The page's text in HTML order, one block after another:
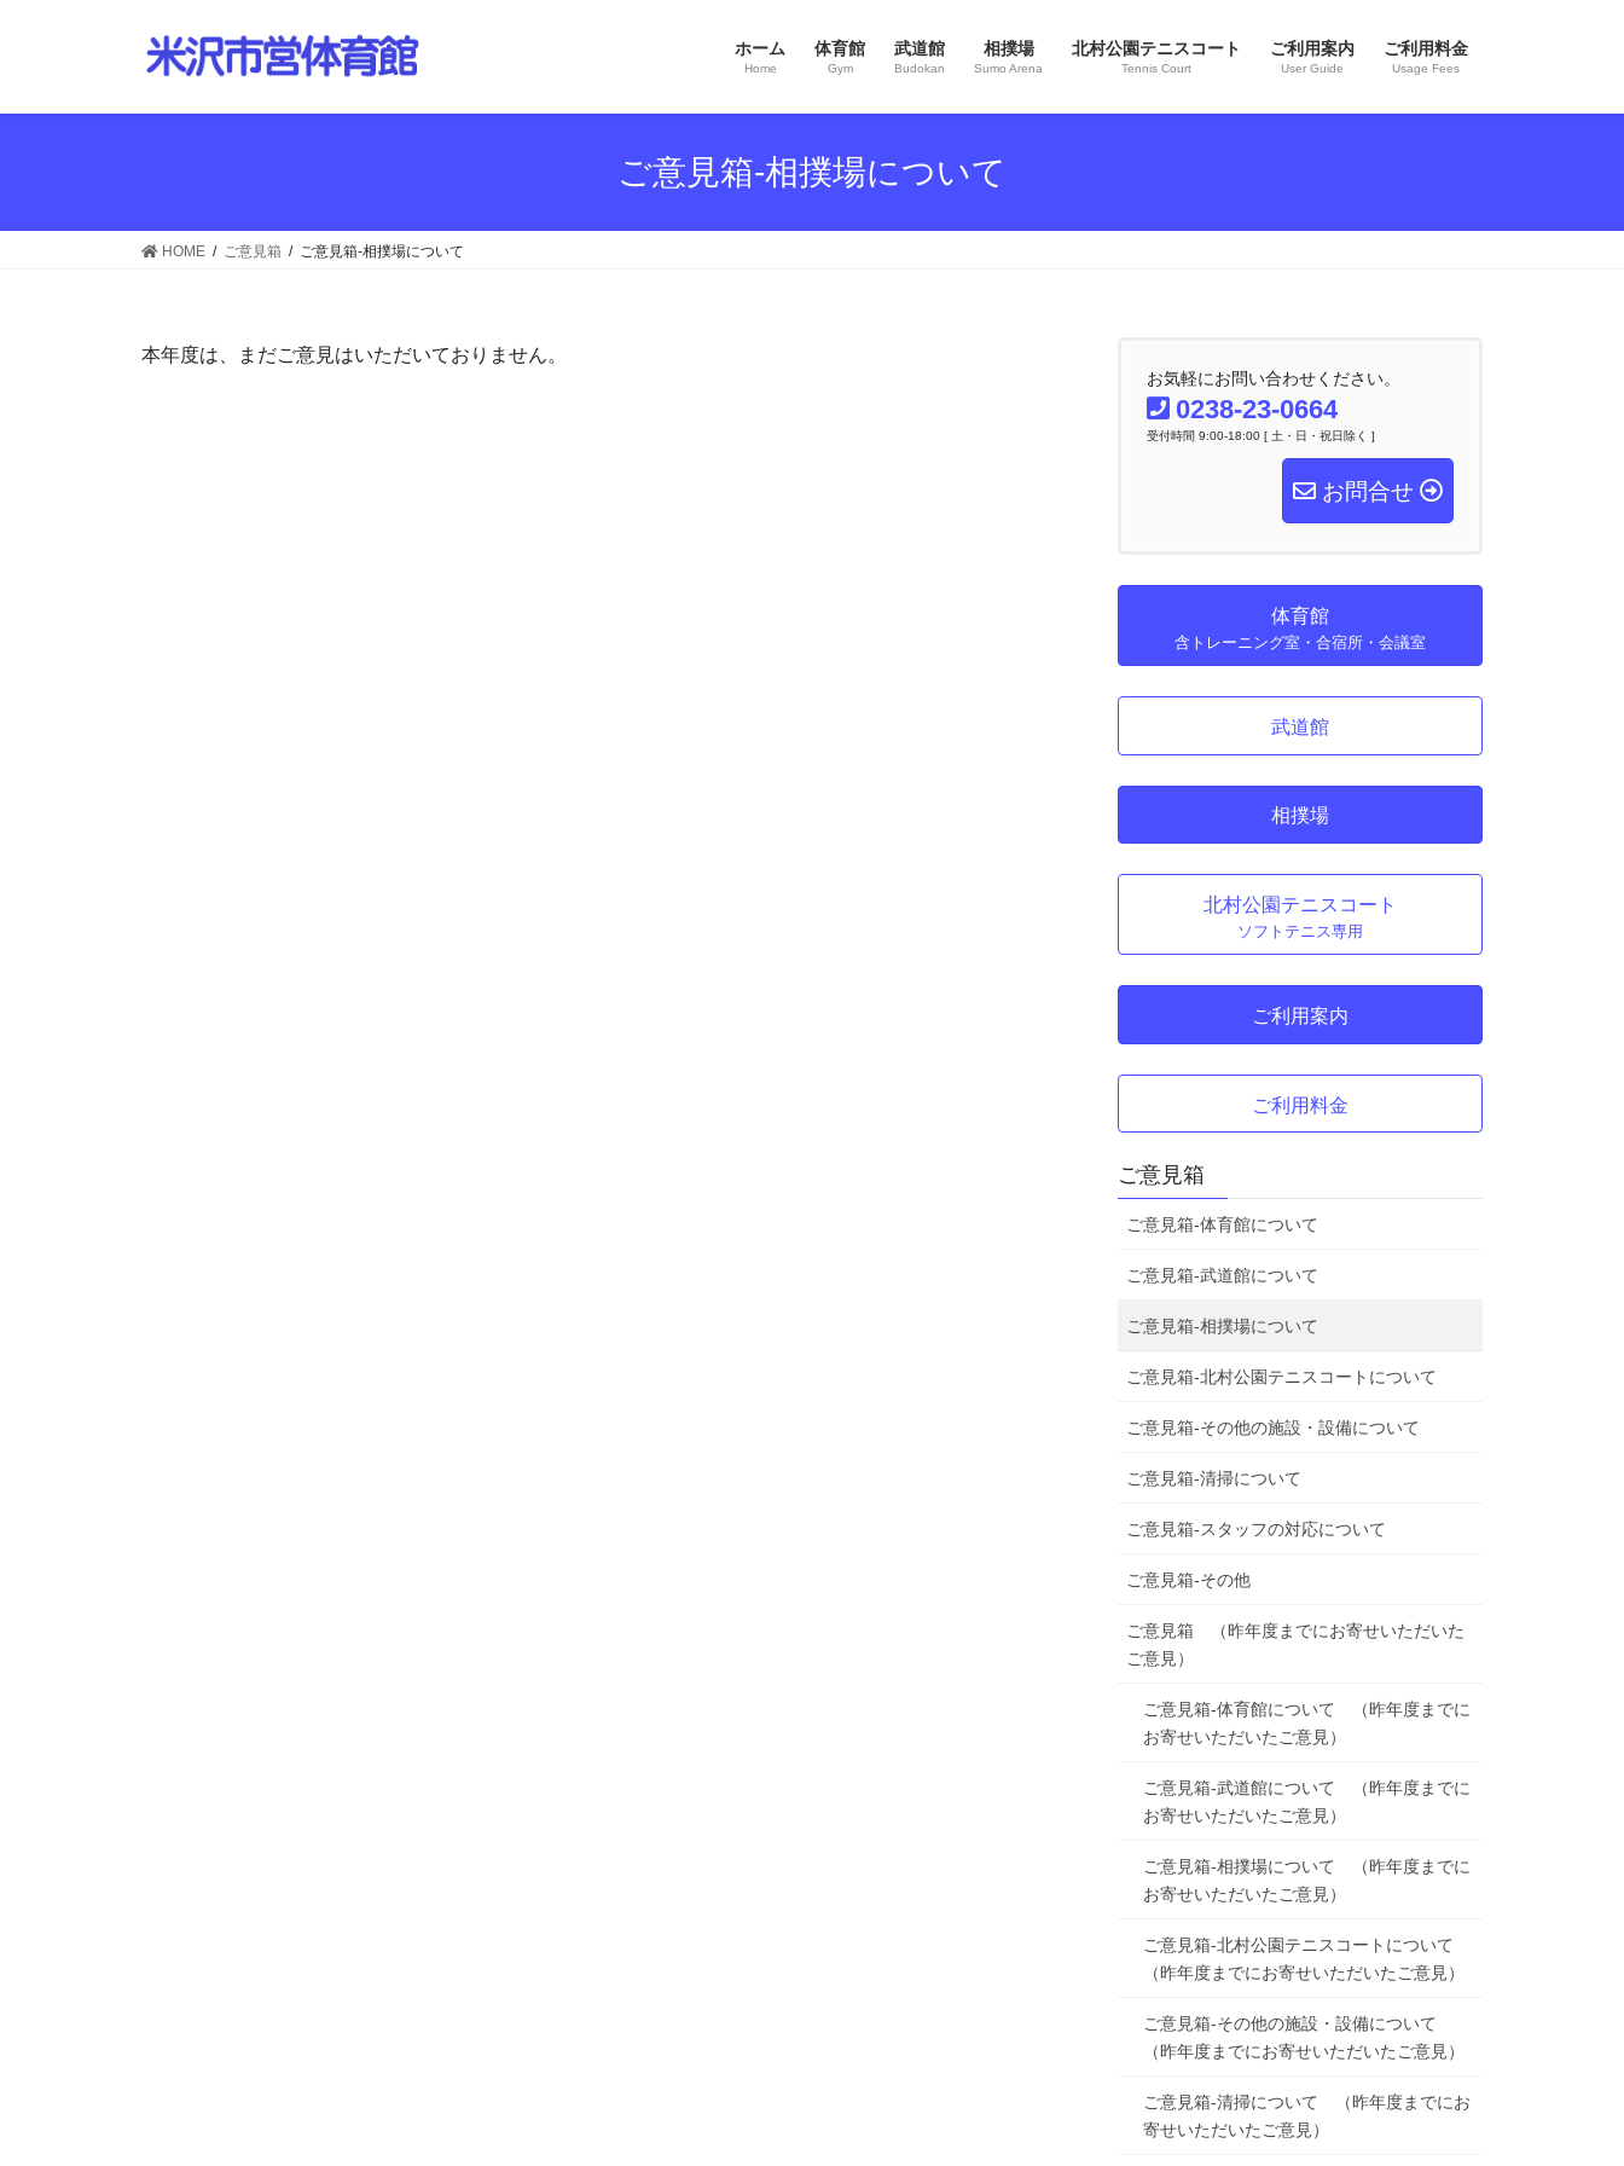
ホーム
Home
体育館
Gym
武道館
Budokan
相撲場
Sumo Arena
北村公園テニスコート
Tennis Court
ご利用案内
User Guide
ご利用料金
Usage Fees
ご意見箱-相撲場について
HOME ご意見箱 ご意見箱-相撲場について
本年度は、まだご意見はいただいておりません。
お気軽にお問い合わせください。
0238-23-0664
受付時間 9:00-18:00 [ 土・日・祝日除く ]
お問合せ
体育館
含トレーニング室・合宿所・会議室
武道館
相撲場
北村公園テニスコート
ソフトテニス専用
ご利用案内
ご利用料金
ご意見箱
ご意見箱-体育館について
ご意見箱-武道館について
ご意見箱-相撲場について
ご意見箱-北村公園テニスコートについて
ご意見箱-その他の施設・設備について
ご意見箱-清掃について
ご意見箱-スタッフの対応について
ご意見箱-その他
ご意見箱 （昨年度までにお寄せいただいた
ご意見）
ご意見箱-体育館について （昨年度までに
お寄せいただいたご意見）
ご意見箱-武道館について （昨年度までに
お寄せいただいたご意見）
ご意見箱-相撲場について （昨年度までに
お寄せいただいたご意見）
ご意見箱-北村公園テニスコートについて
（昨年度までにお寄せいただいたご意見）
ご意見箱-その他の施設・設備について
（昨年度までにお寄せいただいたご意見）
ご意見箱-清掃について （昨年度までにお
寄せいただいたご意見）